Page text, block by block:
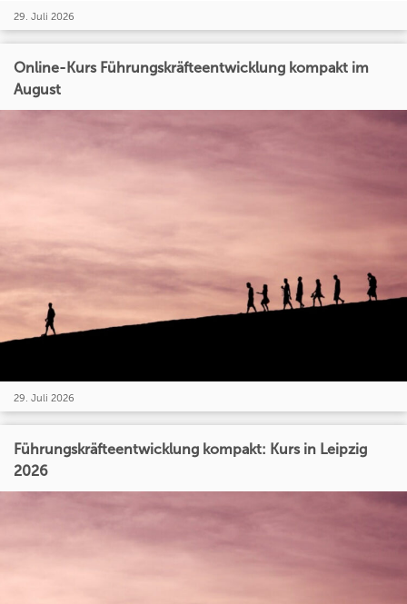
29. Juli 2026
Online-Kurs Führungskräfteentwicklung kompakt im
August
29. Juli 2026
Führungskräfteentwicklung kompakt: Kurs in Leipzig
2026